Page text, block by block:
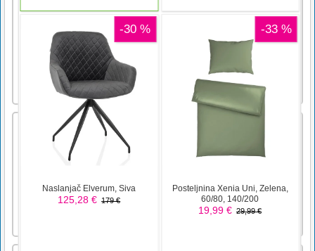
Kocka oblika!
Cube Shapeup igra tako arkado za sprostitev
kot ujemajočo se puzzle igro s
tridimenzionalno likovno animacijo. Vsak
napačen blok lahko zasukate v trenutno smer.
Veseli me, da boste uživali v Cube Shapeup-
u!Tapnite
Račke Io
Ducklings Io je nekakšna zanimiva igra za
simulacijo plavanja rackov, v kateri lahko
Bolj pozorni bi morali biti na čolne in druge
igralce. Upam, da se boste lahko zabavali v